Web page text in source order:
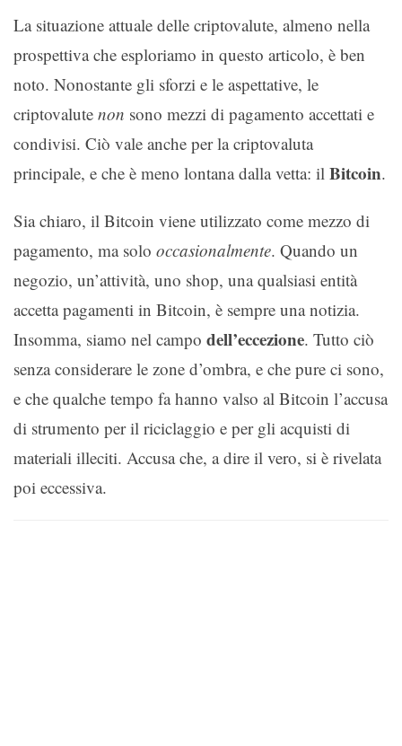
La situazione attuale delle criptovalute, almeno nella
prospettiva che esploriamo in questo articolo, è ben
noto. Nonostante gli sforzi e le aspettative, le
criptovalute non sono mezzi di pagamento accettati e
condivisi. Ciò vale anche per la criptovaluta
principale, e che è meno lontana dalla vetta: il Bitcoin.
Sia chiaro, il Bitcoin viene utilizzato come mezzo di
pagamento, ma solo occasionalmente. Quando un
negozio, un’attività, uno shop, una qualsiasi entità
accetta pagamenti in Bitcoin, è sempre una notizia.
Insomma, siamo nel campo dell’eccezione. Tutto ciò
senza considerare le zone d’ombra, e che pure ci sono,
e che qualche tempo fa hanno valso al Bitcoin l’accusa
di strumento per il riciclaggio e per gli acquisti di
materiali illeciti. Accusa che, a dire il vero, si è rivelata
poi eccessiva.